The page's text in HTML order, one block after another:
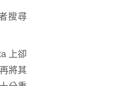
搜尋
上卻
將其